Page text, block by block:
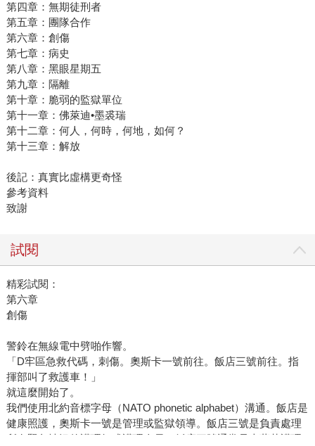
第四章：無期徒刑者
第五章：團隊合作
第六章：創傷
第七章：病史
第八章：黑眼星期五
第九章：隔離
第十章：脆弱的監獄單位
第十一章：佛萊迪•墨裘瑞
第十二章：何人，何時，何地，如何？
第十三章：解放
後記：真實比虛構更奇怪
參考資料
致謝
試閱
精彩試閱：
第六章
創傷
警鈴在無線電中劈啪作響。
「D牢區急救代碼，刺傷。奧斯卡一號前往。飯店三號前往。指
揮部叫了救護車！」
就這麼開始了。
我們使用北約音標字母（NATO phonetic alphabet）溝通。飯店是
健康照護，奧斯卡一號是管理或監獄領導。飯店三號是負責處理
所有緊急情況的護理師或護理人員。飯店三號通常是史蒂芬護理